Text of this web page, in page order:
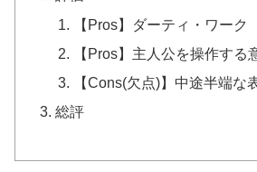
【Pros】ダーティ・ワーク
【Pros】主人公を操作する
【Cons(欠点)】中途半端な
総評